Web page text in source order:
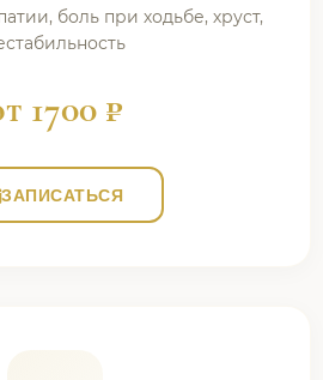
боль при ходьбе, хруст,
1700 ₽
ЗАПИСАТЬСЯ